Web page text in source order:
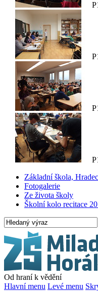
Základní škola,
Fotogalerie
Ze života školy
Školní kolo recitace
Od hraní k vědění
Hlavní menu Levé menu